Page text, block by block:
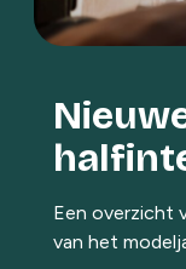
Een overzicht
van het